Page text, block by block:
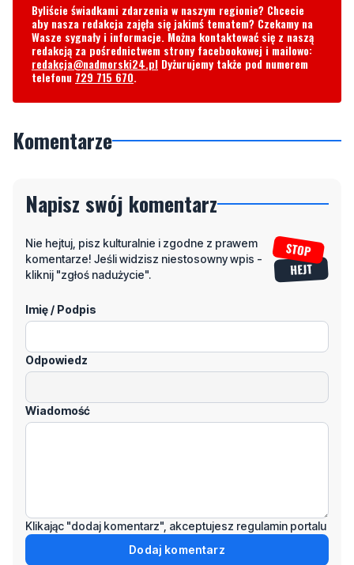
Byliście świadkami zdarzenia w naszym regionie? Chcecie
aby nasza redakcja zajęła się jakimś tematem? Czekamy na
Wasze sygnały i informacje. Można kontaktować się z naszą
redakcją za pośrednictwem strony facebookowej i mailowo:
redakcja@nadmorski24.pl Dyżurujemy także pod numerem
telefonu 729 715 670.
Komentarze
Napisz swój komentarz
Nie hejtuj, pisz kulturalnie i zgodne z prawem
komentarze! Jeśli widzisz niestosowny wpis -
kliknij "zgłoś nadużycie".
Imię / Podpis
Odpowiedz
Wiadomość
Klikając "dodaj komentarz", akceptujesz regulamin portalu
Dodaj komentarz